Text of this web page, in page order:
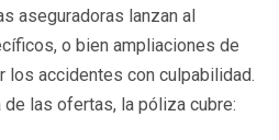
aseguradoras lanzan al
o bien ampliaciones de
los accidentes con culpabilidad.
de las ofertas, la póliza cubre: